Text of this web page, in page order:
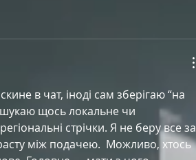
в чат, іноді сам зберігаю “на
шукаю щось локальне чи
стрічки. Я не беру все за
між подачею.  Можливо, хтось